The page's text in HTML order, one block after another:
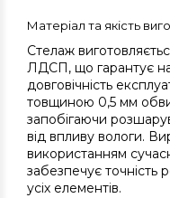
Матеріал та якість
Стелаж
ЛДСП, що гарантує
довговічність
товщиною 0,5 мм
запобігаючи
від впливу вологи.
використанням
забезпечує точність
усіх елементів.